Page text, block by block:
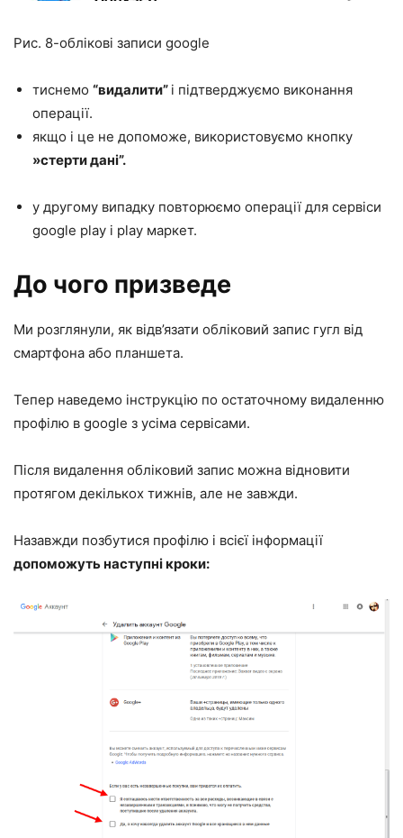
Рис. 8-облікові записи google
тиснемо “видалити” і підтверджуємо виконання
операції.
якщо і це не допоможе, використовуємо кнопку
»стерти дані”.
у другому випадку повторюємо операції для сервіси
google play і play маркет.
До чого призведе
Ми розглянули, як відв’язати обліковий запис гугл від
смартфона або планшета.
Тепер наведемо інструкцію по остаточному видаленню
профілю в google з усіма сервісами.
Після видалення обліковий запис можна відновити
протягом декількох тижнів, але не завжди.
Назавжди позбутися профілю і всієї інформації
допоможуть наступні кроки: